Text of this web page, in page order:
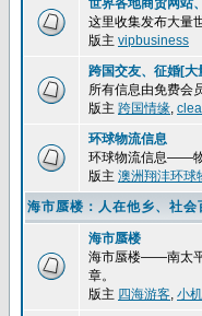
世界各地商贸网
这里收集发布大量
版主 vipbusiness
跨国交友、征婚[大
所有信息由免费会
版主 跨国情缘,
环球物流信息
环球物流信息——物
版主 澳洲翔沣环球
海市蜃楼：人在他乡、社
海市蜃楼
海市蜃楼——南太平
章。
版主 四海游客, 小